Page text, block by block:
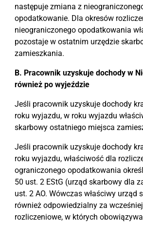
następuje zmiana z
opodatkowanie. Dla okresów
nieograniczonego opodatkowania
pozostaje w ostatnim urzędzie
zamieszkania.
B. Pracownik uzyskuje dochody w
również po wyjeździe
Jeśli pracownik uzyskuje dochody
roku wyjazdu, w roku wyjazdu
skarbowy ostatniego miejsca
Jeśli pracownik uzyskuje dochody
roku wyjazdu, właściwość dla
ograniczonego opodatkowania
50 ust. 2 EStG (urząd skarbowy dla
ust. 2 AO. Wówczas właściwy urząd
również odpowiedzialny za
rozliczeniowe, w których